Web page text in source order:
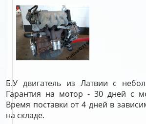
Б.У двигатель из Латвии с
Гарантия на мотор - 30 дней с
Время поставки от 4 дней в
на складе.